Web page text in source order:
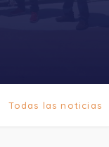
Todas las noticias